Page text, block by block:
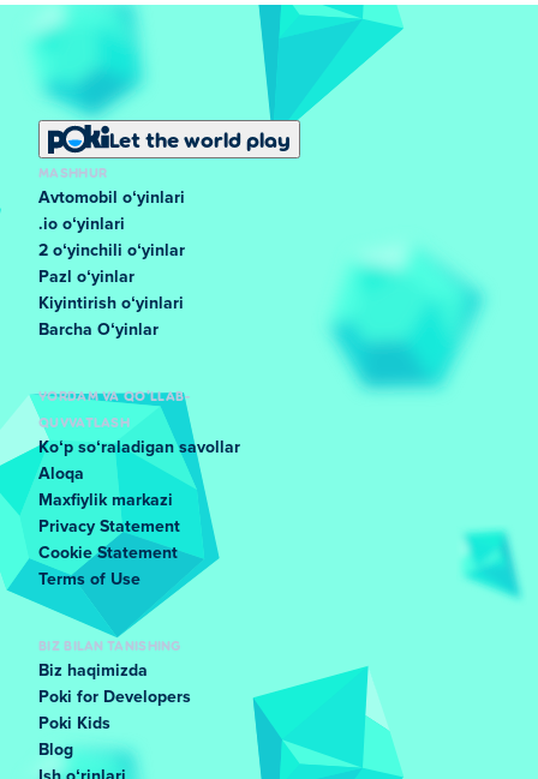
Let the world play
MASHHUR
Avtomobil oʻyinlari
.io oʻyinlari
2 oʻyinchili oʻyinlar
Pazl oʻyinlar
Kiyintirish oʻyinlari
Barcha Oʻyinlar
YORDAM VA QO'LLAB-
QUVVATLASH
Koʻp soʻraladigan savollar
Aloqa
Maxfiylik markazi
Privacy Statement
Cookie Statement
Terms of Use
BIZ BILAN TANISHING
Biz haqimizda
Poki for Developers
Poki Kids
Blog